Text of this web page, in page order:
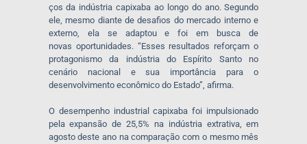
ços da indústria capixaba ao longo do ano. Segundo
ele, mesmo diante de desafios do mercado interno e
externo, ela se adaptou e foi em busca de
novas oportunidades. “Esses resultados reforçam o
protagonismo da indústria do Espírito Santo no
cenário nacional e sua importância para o
desenvolvimento econômico do Estado”, afirma.
O desempenho industrial capixaba foi impulsionado
pela expansão de 25,5% na indústria extrativa, em
agosto deste ano na comparação com o mesmo mês